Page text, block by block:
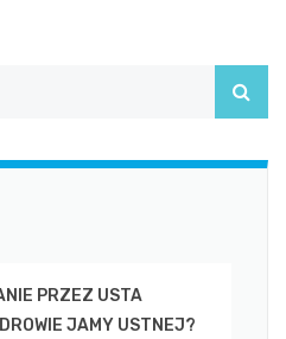
PRZEZ USTA
JAMY USTNEJ?